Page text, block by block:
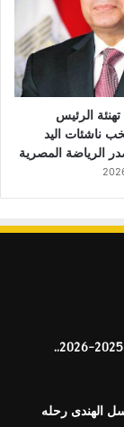
الرئيس
ناشئات اليد
الرياضة المصرية
مصروفات المدارس التجريبية والرسمية المتميزة 2025-2026..
الهندى رحله